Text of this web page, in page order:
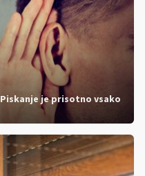
je prisotno vsako